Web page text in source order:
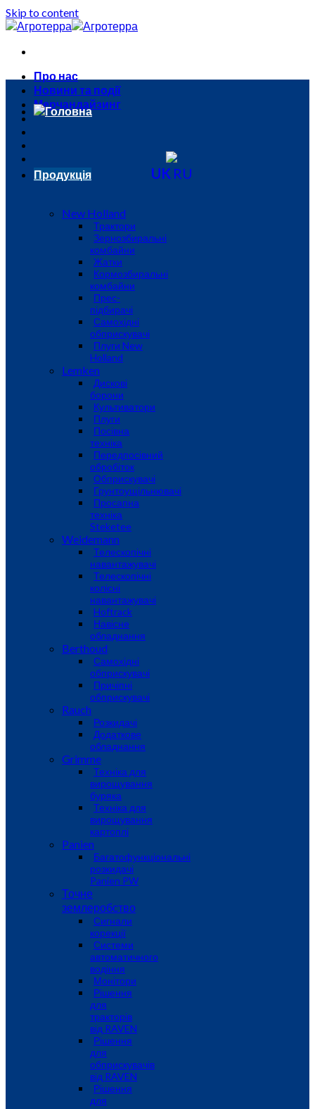
Skip to content
Про нас
Новини та події
Мерчандайзинг
UK RU
Головна
Продукція
New Holland
Трактори
Зернозбиральні
комбайни
Жатки
Кормозбиральні
комбайни
Прес-
підбирачі
Самохідні
обприскувачі
Плуги New
Holland
Lemken
Дискові
борони
Культиватори
Плуги
Посівна
техніка
Передпосівний
обробіток
Обприскувачі
Грунтоущільнювачі
Просапна
техніка
Steketee
Weidemann
Телескопічні
навантажувачі
Телескопічні
колісні
навантажувачі
Hoftrack
Навісне
обладнання
Berthoud
Самохідні
обприскувачі
Причіпні
обприскувачі
Rauch
Розкидачі
Додаткове
обладнання
Grimme
Техніка для
вирощування
буряка
Техніка для
вирощування
картоплі
Panien
Багатофункціональні
розкидачі
Panien PW
Точне
землеробство
Сигнали
корекції
Системи
автоматичного
водіння
Монітори
Рішення
для
тракторів
від RAVEN
Рішення
для
обприскувачів
від RAVEN
Рішення
для